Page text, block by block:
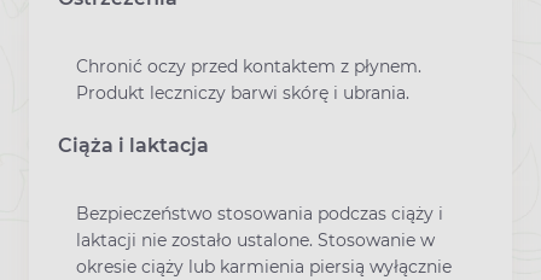
Chronić oczy przed kontaktem z płynem.
Produkt leczniczy barwi skórę i ubrania.
Ciąża i laktacja
Bezpieczeństwo stosowania podczas ciąży i
laktacji nie zostało ustalone. Stosowanie w
okresie ciąży lub karmienia piersią wyłącznie